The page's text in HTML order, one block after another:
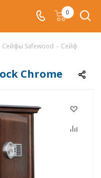
0
Сейфы Safewood - Сейф
Chrome